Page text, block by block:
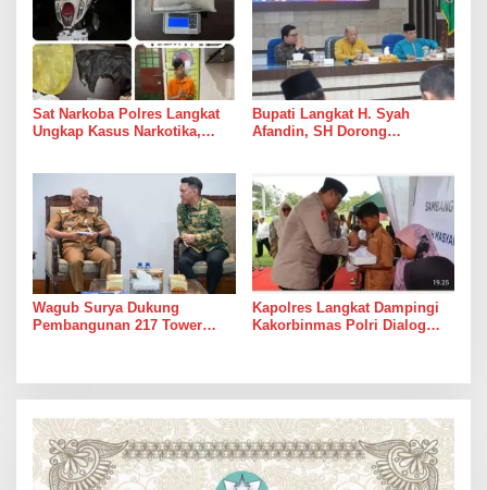
Sat Narkoba Polres Langkat
Ungkap Kasus Narkotika,
Bupati Langkat H. Syah
Afandin, SH Dorong
ASN
Wagub Surya Dukung
Pembangunan 217 Tower
Kapolres Langkat Dampingi
Kakorbinmas Polri Dialog